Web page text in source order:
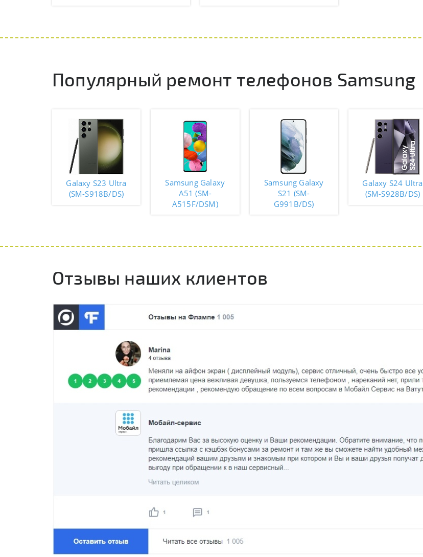
Популярный ремонт телефонов Samsung
Galaxy S23 Ultra
(SM-S918B/DS)
Samsung Galaxy
A51 (SM-
A515F/DSM)
Samsung Galaxy
S21 (SM-
G991B/DS)
Galaxy S24 Ultra
(SM-S928B/DS)
Отзывы наших клиентов